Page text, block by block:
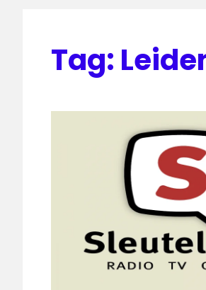
Tag: